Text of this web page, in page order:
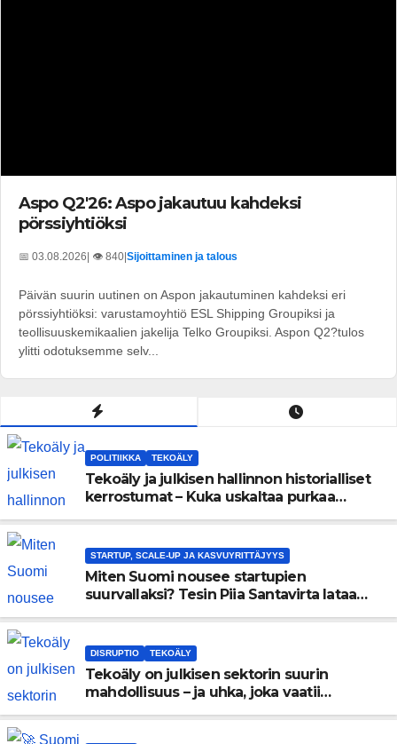
Aspo Q2'26: Aspo jakautuu kahdeksi
pörssiyhtiöksi
📅 03.08.2026 | 👁️ 840 Sijoittaminen ja talous
Päivän suurin uutinen on Aspon jakautuminen kahdeksi eri
pörssiyhtiöksi: varustamoyhtiö ESL Shipping Groupiksi ja
teollisuuskemikaalien jakelija Telko Groupiksi. Aspon Q2?tulos
ylitti odotuksemme selv...
POLITIIKKA TEKOÄLY
Tekoäly ja julkisen hallinnon historialliset
kerrostumat – Kuka uskaltaa purkaa
STARTUP, SCALE-UP JA KASVUYRITTÄJYYS
Miten Suomi nousee startupien
suurvallaksi? Tesin Piia Santavirta lataa
DISRUPTIO TEKOÄLY
Tekoäly on julkisen sektorin suurin
mahdollisuus – ja uhka, joka vaatii